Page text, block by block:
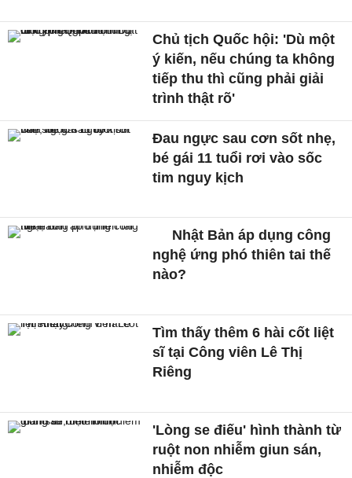
Chủ tịch Quốc hội: 'Dù một
ý kiến, nếu chúng ta không
tiếp thu thì cũng phải giải
trình thật rõ'
Đau ngực sau cơn sốt nhẹ,
bé gái 11 tuổi rơi vào sốc
tim nguy kịch
Nhật Bản áp dụng công
nghệ ứng phó thiên tai thế
nào?
Tìm thấy thêm 6 hài cốt liệt
sĩ tại Công viên Lê Thị
Riêng
'Lòng se điếu' hình thành từ
ruột non nhiễm giun sán,
nhiễm độc